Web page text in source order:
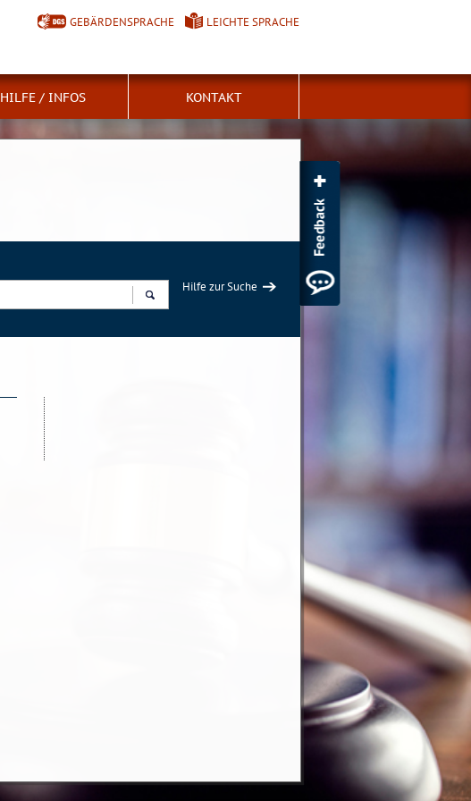
GEBÄRDENSPRACHE LEICHTE SPRACHE
HILFE / INFOS KONTAKT
Hilfe zur Suche